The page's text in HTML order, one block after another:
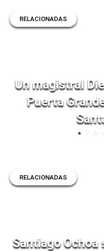
RELACIONADAS
Un magistral
Puerta
RELACIONADAS
Santiago Ochoa